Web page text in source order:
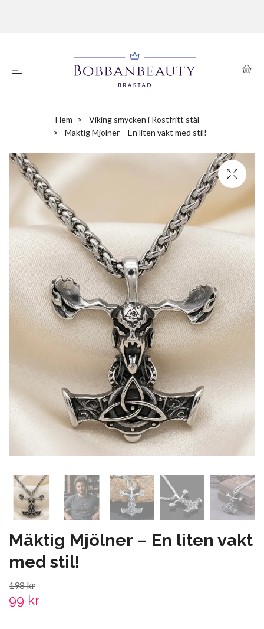
Hem
Viking smycken i Rostfritt stål
Mäktig Mjölner – En liten vakt med stil!
Mäktig Mjölner – En liten vakt
med stil!
198 kr
99 kr